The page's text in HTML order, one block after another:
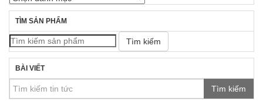
TÌM SẢN PHẨM
Tìm kiếm
BÀI VIẾT
Tìm kiếm